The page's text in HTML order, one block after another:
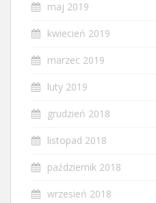
maj 2019
kwiecień 2019
marzec 2019
luty 2019
grudzień 2018
listopad 2018
październik 2018
wrzesień 2018